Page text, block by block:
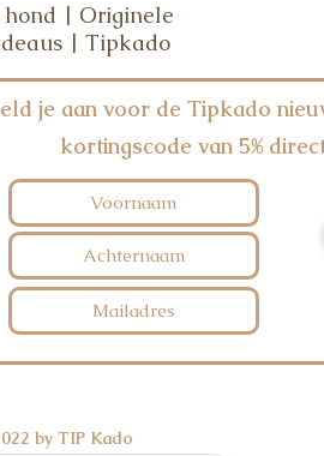
je aan voor de Tipkado
kortingscode van 5%
hond | Originele
| Tipkado
by TIP Kado